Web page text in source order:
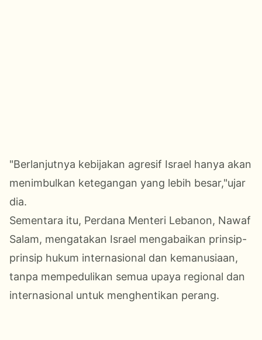
"Berlanjutnya kebijakan agresif Israel hanya akan
menimbulkan ketegangan yang lebih besar,"ujar
dia.
Sementara itu, Perdana Menteri Lebanon, Nawaf
Salam, mengatakan Israel mengabaikan prinsip-
prinsip hukum internasional dan kemanusiaan,
tanpa mempedulikan semua upaya regional dan
internasional untuk menghentikan perang.